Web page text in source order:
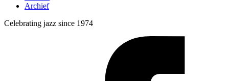
Archief
Celebrating jazz since 1974